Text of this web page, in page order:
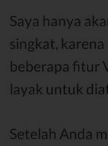
Saya hanya
singkat,
beberapa fitur
layak untuk
Setelah Anda